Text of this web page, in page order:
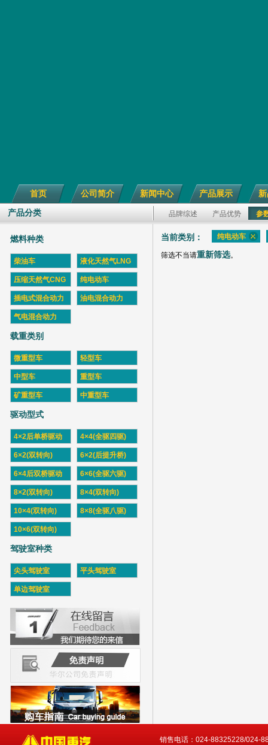
首页 公司简介 新闻中心 产品展示
产品分类 品牌综述 产品优势 参
燃料种类
柴油车 液化天然气LNG
压缩天然气CNG 纯电动车
插电式混合动力 油电混合动力
气电混合动力
载重类别
微重型车 轻型车
中型车 重型车
矿重型车 中重型车
驱动型式
4×2后单桥驱动 4×4(全驱四驱)
6×2(双转向) 6×2(后提升桥)
6×4后双桥驱动 6×6(全驱六驱)
8×2(双转向) 8×4(双转向)
10×4(双转向) 8×8(全驱八驱)
10×6(双转向)
驾驶室种类
尖头驾驶室 平头驾驶室
单边驾驶室
当前类别： 纯电动车
筛选不当请重新筛选。
销售电话：024-88325228/024-